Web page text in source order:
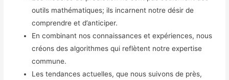
outils mathématiques; ils incarnent notre désir de
comprendre et d’anticiper.
En combinant nos connaissances et expériences, nous
créons des algorithmes qui reflètent notre expertise
commune.
Les tendances actuelles, que nous suivons de près,